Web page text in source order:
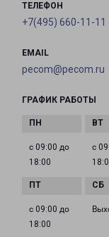
ТЕЛЕФОН
+7(495) 660-11-11
EMAIL
pecom@pecom.ru
ГРАФИК РАБОТЫ
с 09:00 до
18:00
с
с 09:00 до
18:00